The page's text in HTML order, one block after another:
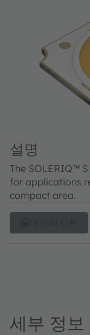
설명
The SOLERIQ™
for applications
compact area.
세부 정보